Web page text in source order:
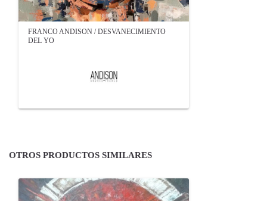
FRANCO ANDISON / DESVANECIMIENTO
DEL YO
OTROS PRODUCTOS SIMILARES